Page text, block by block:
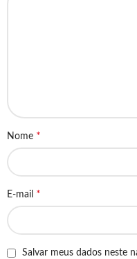
Nome *
E-mail *
Salvar meus dados neste